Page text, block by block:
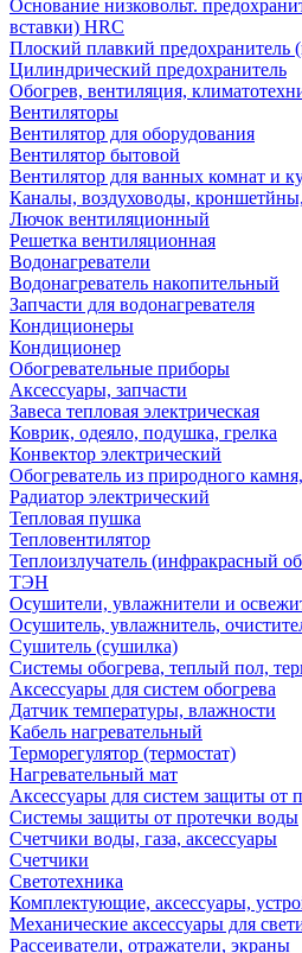
Основание низковольт.
вставки) HRC
Плоский плавкий предохранитель
Цилиндрический предохранитель
Обогрев, вентиляция,
Вентиляторы
Вентилятор для оборудования
Вентилятор бытовой
Вентилятор для ванных комнат и
Каналы, воздуховоды,
Лючок вентиляционный
Решетка вентиляционная
Водонагреватели
Водонагреватель накопительный
Запчасти для водонагревателя
Кондиционеры
Кондиционер
Обогревательные приборы
Аксессуары, запчасти
Завеса тепловая электрическая
Коврик, одеяло, подушка, грелка
Конвектор электрический
Обогреватель из природного
Радиатор электрический
Тепловая пушка
Тепловентилятор
Теплоизлучатель (инфракрасный
ТЭН
Осушители, увлажнители и
Осушитель, увлажнитель,
Сушитель (сушилка)
Системы обогрева, теплый пол,
Аксессуары для систем обогрева
Датчик температуры, влажности
Кабель нагревательный
Терморегулятор (термостат)
Нагревательный мат
Аксессуары для систем защиты от
Системы защиты от протечки воды
Счетчики воды, газа, аксессуары
Счетчики
Светотехника
Комплектующие, аксессуары,
Механические аксессуары для
Рассеиватели, отражатели, экраны